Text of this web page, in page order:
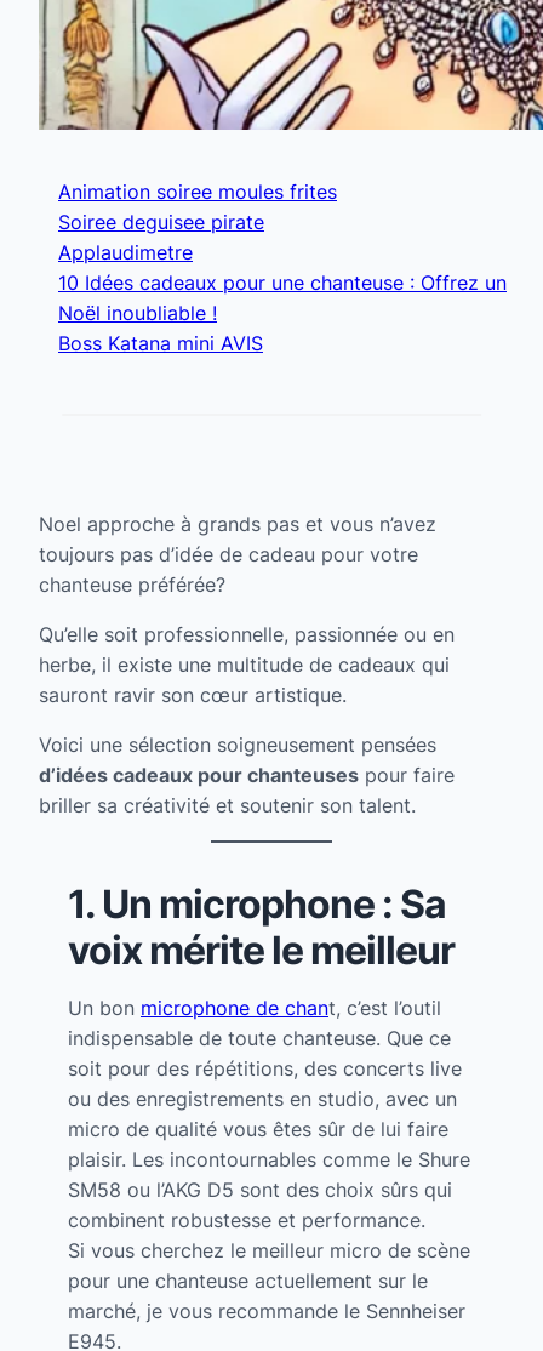
Animation soiree moules frites
Soiree deguisee pirate
Applaudimetre
10 Idées cadeaux pour une chanteuse : Offrez un
Noël inoubliable !
Boss Katana mini AVIS
Noel approche à grands pas et vous n’avez
toujours pas d’idée de cadeau pour votre
chanteuse préférée?
Qu’elle soit professionnelle, passionnée ou en
herbe, il existe une multitude de cadeaux qui
sauront ravir son cœur artistique.
Voici une sélection soigneusement pensées
d’idées cadeaux pour chanteuses pour faire
briller sa créativité et soutenir son talent.
1. Un microphone : Sa
voix mérite le meilleur
Un bon microphone de chant, c’est l’outil
indispensable de toute chanteuse. Que ce
soit pour des répétitions, des concerts live
ou des enregistrements en studio, avec un
micro de qualité vous êtes sûr de lui faire
plaisir. Les incontournables comme le Shure
SM58 ou l’AKG D5 sont des choix sûrs qui
combinent robustesse et performance.
Si vous cherchez le meilleur micro de scène
pour une chanteuse actuellement sur le
marché, je vous recommande le Sennheiser
E945.